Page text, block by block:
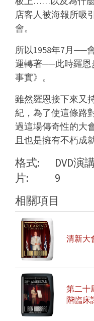
店客人被海報所吸
會。
所以1958年7月──
運轉著──此時羅恩
事實》。
雖然羅恩接下來又
紀，為了使這條路
過這場傳奇性的大
且也是擁有不朽成
格式:
DVD演
片:
9
相關項目
清新大
第二十
階臨床